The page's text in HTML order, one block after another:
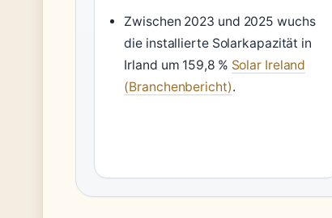
Zwischen 2023 und 2025 wuchs
die installierte Solarkapazität in
Irland um 159,8 % Solar Ireland
(Branchenbericht).